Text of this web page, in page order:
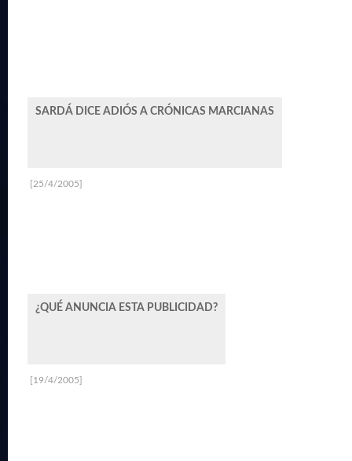
SARDÁ DICE ADIÓS A CRÓNICAS MARCIANAS
¿QUÉ ANUNCIA ESTA PUBLICIDAD?
[25/4/2005]
[19/4/2005]